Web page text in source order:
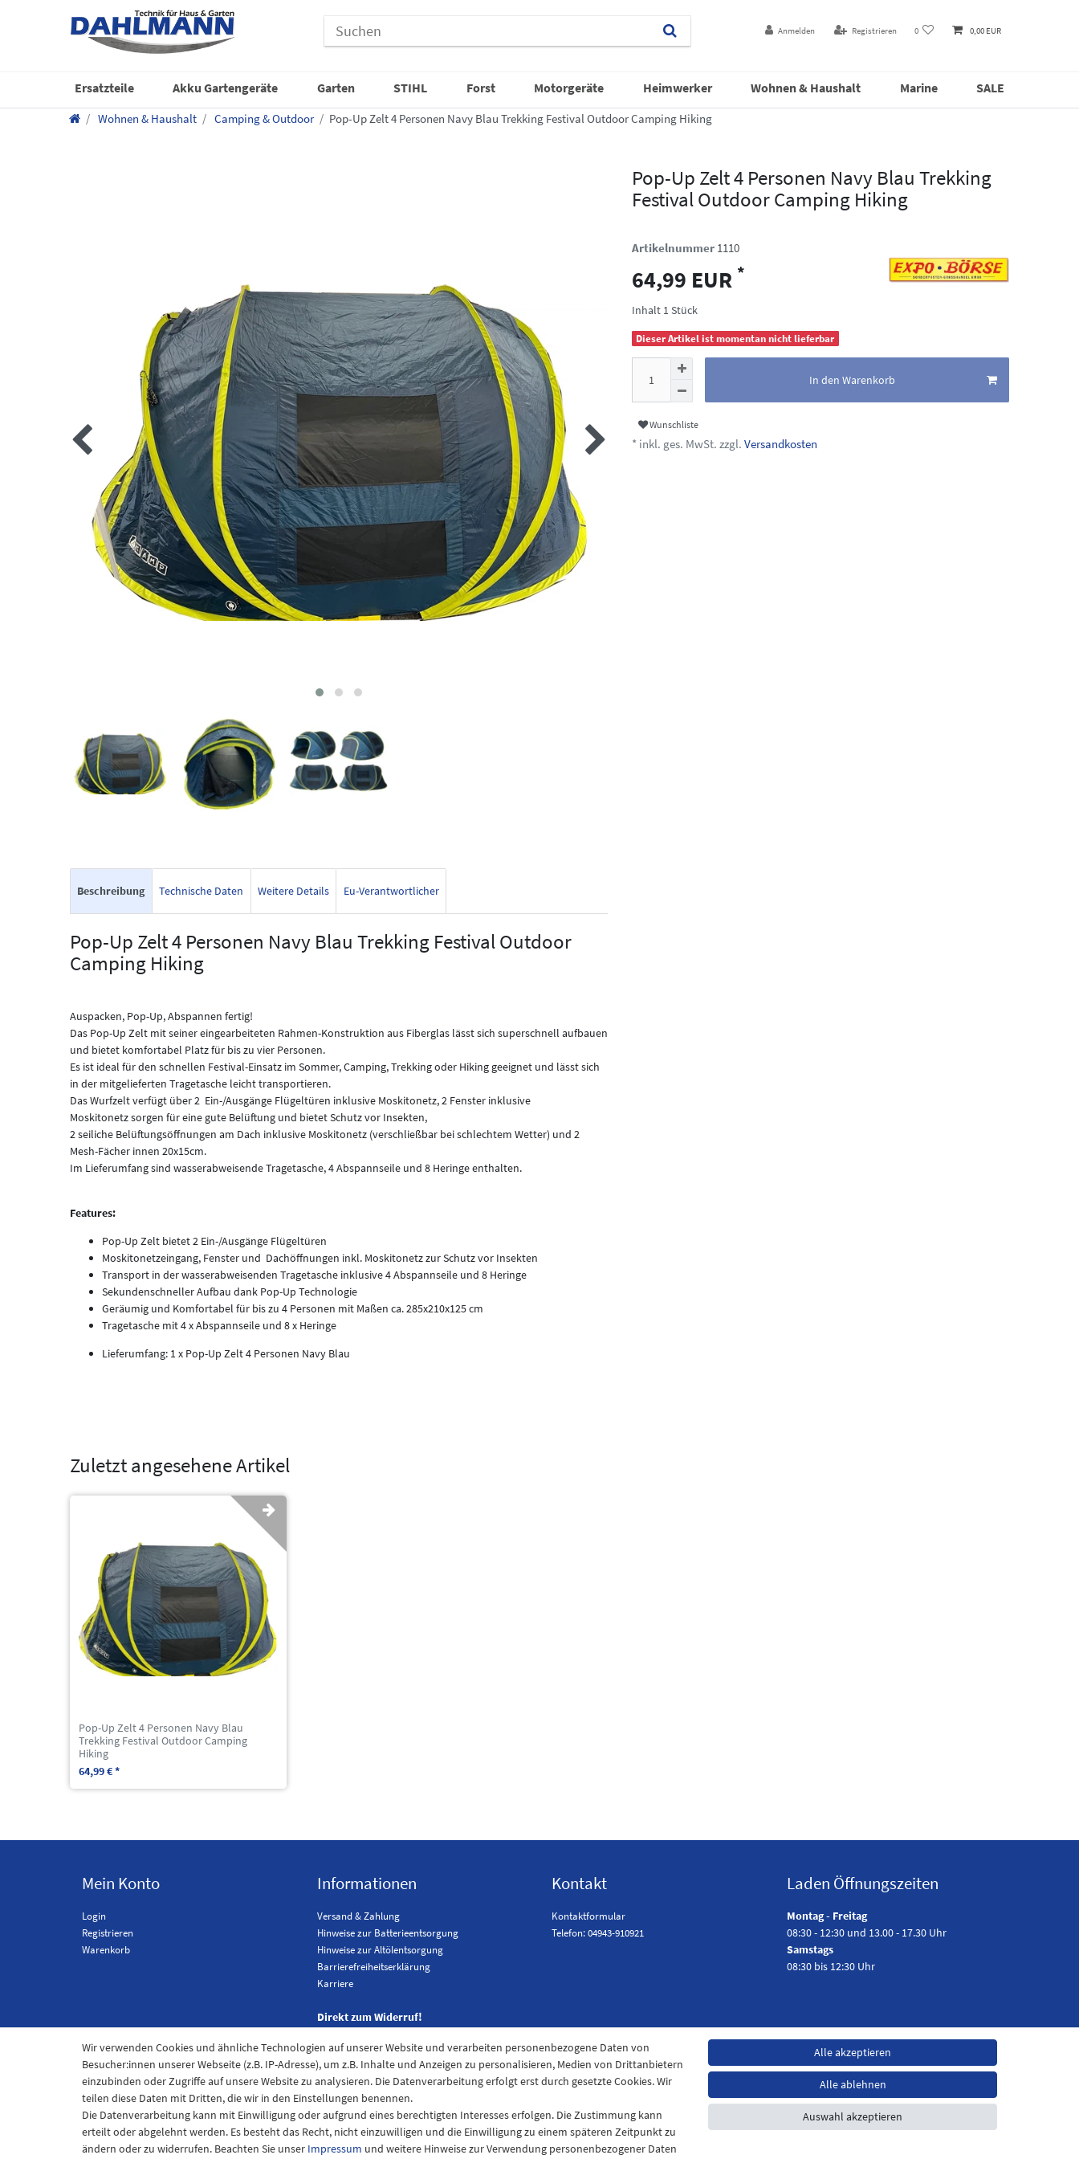
Anmelden Registrieren 0 0,00 EUR
Ersatzteile Akku Gartengeräte Garten STIHL Forst Motorgeräte Heimwerker Wohnen & Haushalt Marine SALE
Wohnen & Haushalt Camping & Outdoor Pop-Up Zelt 4 Personen Navy Blau Trekking Festival Outdoor Camping Hiking
Pop-Up Zelt 4 Personen Navy Blau Trekking
Festival Outdoor Camping Hiking
Artikelnummer 1110
64,99 EUR *
Inhalt 1Stück
Dieser Artikel ist momentan nicht lieferbar
In den Warenkorb
Wunschliste
* inkl. ges. MwSt. zzgl. Versandkosten
Beschreibung Technische Daten Weitere Details Eu-Verantwortlicher
Pop-Up Zelt 4 Personen Navy Blau Trekking Festival Outdoor
Camping Hiking
Auspacken, Pop-Up, Abspannen fertig!
Das Pop-Up Zelt mit seiner eingearbeiteten Rahmen-Konstruktion aus Fiberglas lässt sich superschnell aufbauen
und bietet komfortabel Platz für bis zu vier Personen.
Es ist ideal für den schnellen Festival-Einsatz im Sommer, Camping, Trekking oder Hiking geeignet und lässt sich
in der mitgelieferten Tragetasche leicht transportieren.
Das Wurfzelt verfügt über 2 Ein-/Ausgänge Flügeltüren inklusive Moskitonetz, 2 Fenster inklusive
Moskitonetz sorgen für eine gute Belüftung und bietet Schutz vor Insekten,
2 seiliche Belüftungsöffnungen am Dach inklusive Moskitonetz (verschließbar bei schlechtem Wetter) und 2
Mesh-Fächer innen 20x15cm.
Im Lieferumfang sind wasserabweisende Tragetasche, 4 Abspannseile und 8 Heringe enthalten.
Features:
Pop-Up Zelt bietet 2 Ein-/Ausgänge Flügeltüren
Moskitonetzeingang, Fenster und Dachöffnungen inkl. Moskitonetz zur Schutz vor Insekten
Transport in der wasserabweisenden Tragetasche inklusive 4 Abspannseile und 8 Heringe
Sekundenschneller Aufbau dank Pop-Up Technologie
Geräumig und Komfortabel für bis zu 4 Personen mit Maßen ca. 285x210x125 cm
Tragetasche mit 4 x Abspannseile und 8 x Heringe
Lieferumfang: 1 x Pop-Up Zelt 4 Personen Navy Blau
Zuletzt angesehene Artikel
Pop-Up Zelt 4 Personen Navy Blau
Trekking Festival Outdoor Camping
Hiking
64,99 € *
Mein Konto
Login
Registrieren
Warenkorb
Informationen
Versand & Zahlung
Hinweise zur Batterieentsorgung
Hinweise zur Altölentsorgung
Barrierefreiheitserklärung
Karriere
Direkt zum Widerruf!
Kontakt
Kontaktformular
Telefon: 04943-910921
Laden Öffnungszeiten
Montag - Freitag
08:30 - 12:30 und 13.00 - 17.30 Uhr
Samstags
08:30 bis 12:30 Uhr
Impressum Daten­schutz­erklärung AGB Widerrufs­recht
Wir verwenden Cookies und ähnliche Technologien auf unserer Website und verarbeiten personenbezogene Daten von
Besucher:innen unserer Webseite (z.B. IP-Adresse), um z.B. Inhalte und Anzeigen zu personalisieren, Medien von Drittanbietern
einzubinden oder Zugriffe auf unsere Website zu analysieren. Die Datenverarbeitung erfolgt erst durch gesetzte Cookies. Wir
teilen diese Daten mit Dritten, die wir in den Einstellungen benennen.
Die Datenverarbeitung kann mit Einwilligung oder aufgrund eines berechtigten Interesses erfolgen. Die Zustimmung kann
erteilt oder abgelehnt werden. Es besteht das Recht, nicht einzuwilligen und die Einwilligung zu einem späteren Zeitpunkt zu
ändern oder zu widerrufen. Beachten Sie unser Impressum und weitere Hinweise zur Verwendung personenbezogener Daten
Alle akzeptieren
Alle ablehnen
Auswahl akzeptieren